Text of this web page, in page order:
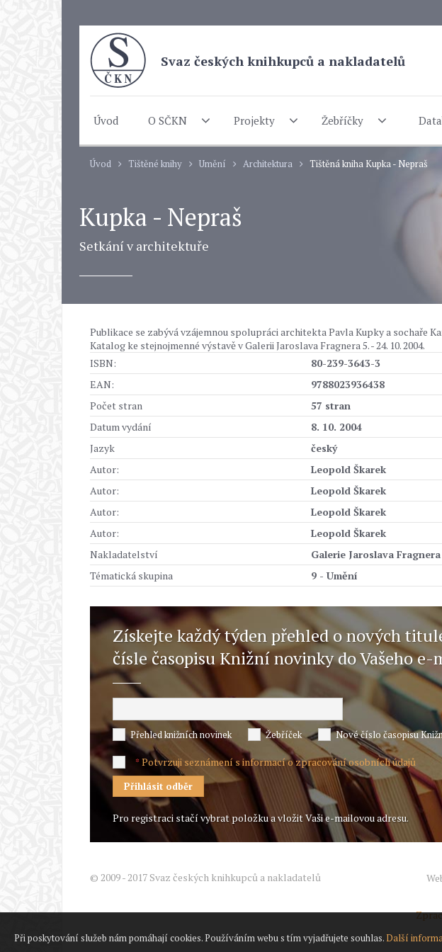
Svaz českých knihkupců a nakladatelů
Úvod O SČKN Projekty Žebříčky
Úvod Tištěné knihy Umění Architektura Tištěná kniha Kupka - Nepraš
Kupka - Nepraš
Setkání v architektuře
Publikace se zabývá vzájemnou spolupráci architekta Pavla Kupky a sochaře
Katalog ke stejnojmenné výstavě v Galerii Jaroslava Fragnera 5. - 24. 10. 2004.
ISBN:
80-239-3643-3
EAN:
9788023936438
Počet stran
57 stran
Datum vydání
8. 10. 2004
Jazyk
český
Autor:
Leopold Škarek
Autor:
Leopold Škarek
Autor:
Leopold Škarek
Autor:
Leopold Škarek
Nakladatelství
Galerie Jaroslava Fragnera
Tématická skupina
9 - Umění
Získejte každý týden přehled o nových
čísle časopisu Knižní novinky do Vašeho e-
Přehled knižních novinek Žebříček Nové číslo časopisu
*Potvrzuji seznámení s informací o zpracování osobních údajů
Pro registraci stačí vybrat položku a vložit Vaši e-mailovou adresu.
© 2009 - 2017 Svaz českých knihkupců a nakladatelů
Při poskytování služeb nám pomáhají cookies. Používáním webu s tím vyjadřujete souhlas.Další